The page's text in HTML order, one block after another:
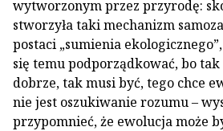
wytworzonym przez przyrodę:
stworzyła taki mechanizm
postaci „sumienia
się temu podporządkować, bo
dobrze, tak musi być, tego chce
nie jest oszukiwanie rozumu –
przypomnieć, że ewolucja może